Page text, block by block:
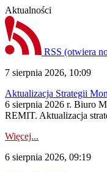
Aktualności
RSS (otwiera
7 sierpnia 2026, 10:09
Aktualizacja Strategii
6 sierpnia 2026 r. Biuro
REMIT. Aktualizacja
Więcej...
6 sierpnia 2026, 09:19